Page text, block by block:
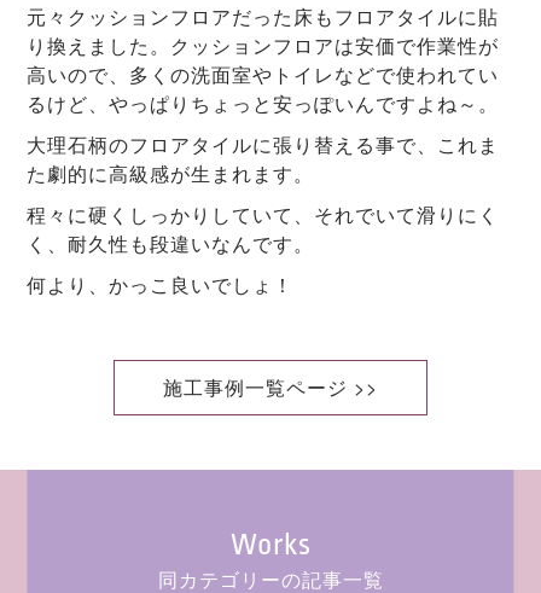
元々クッションフロアだった床もフロアタイルに貼
り換えました。クッションフロアは安価で作業性が
高いので、多くの洗面室やトイレなどで使われてい
るけど、やっぱりちょっと安っぽいんですよね～。
大理石柄のフロアタイルに張り替える事で、これま
た劇的に高級感が生まれます。
程々に硬くしっかりしていて、それでいて滑りにく
く、耐久性も段違いなんです。
何より、かっこ良いでしょ！
施工事例一覧ページ >>
Works
同カテゴリーの記事一覧